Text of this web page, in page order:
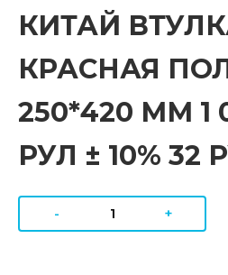
КИТАЙ
КРАСНАЯ
250*420 ММ 1
РУЛ ± 10%
- +